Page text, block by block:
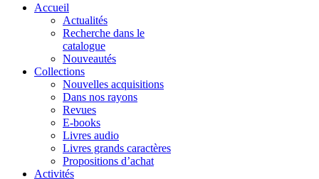
Accueil
Actualités
Recherche dans le
catalogue
Nouveautés
Collections
Nouvelles acquisitions
Dans nos rayons
Revues
E‐books
Livres audio
Livres grands caractères
Propositions d’achat
Activités